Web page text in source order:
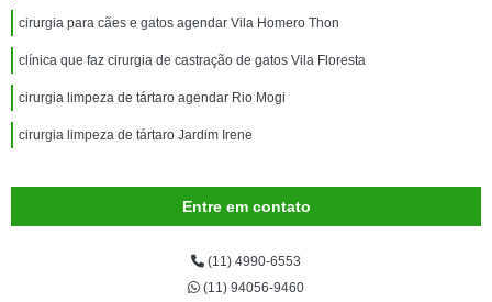
cirurgia para cães e gatos agendar Vila Homero Thon
clínica que faz cirurgia de castração de gatos Vila Floresta
cirurgia limpeza de tártaro agendar Rio Mogi
cirurgia limpeza de tártaro Jardim Irene
Entre em contato
(11) 4990-6553
(11) 94056-9460